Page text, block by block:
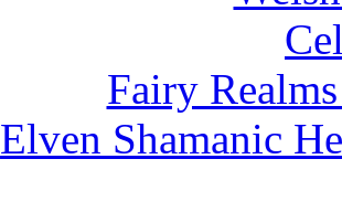
Fairy
Elven Shamanic